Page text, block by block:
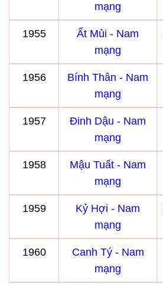
mạng
1955
Ất Mùi - Nam
mạng
1956
Bính Thân - Nam
mạng
1957
Đinh Dậu - Nam
mạng
1958
Mậu Tuất - Nam
mạng
1959
Kỷ Hợi - Nam
mạng
1960
Canh Tý - Nam
mạng